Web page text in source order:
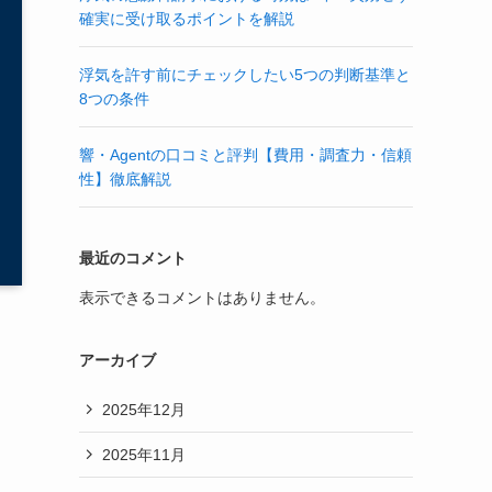
確実に受け取るポイントを解説
浮気を許す前にチェックしたい5つの判断基準と
8つの条件
響・Agentの口コミと評判【費用・調査力・信頼
性】徹底解説
最近のコメント
表示できるコメントはありません。
アーカイブ
2025年12月
2025年11月